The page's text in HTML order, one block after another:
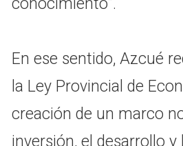
En ese sentido, Azcué
la Ley Provincial de
creación de un marco
inversión, el desarrollo